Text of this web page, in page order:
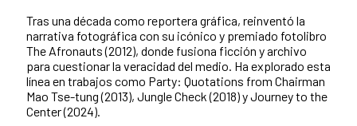
Tras una década como reportera gráfica, reinventó la
narrativa fotográfica con su icónico y premiado fotolibro
The Afronauts (2012), donde fusiona ficción y archivo
para cuestionar la veracidad del medio. Ha explorado esta
línea en trabajos como Party: Quotations from Chairman
Mao Tse-tung (2013), Jungle Check (2018) y Journey to the
Center (2024).